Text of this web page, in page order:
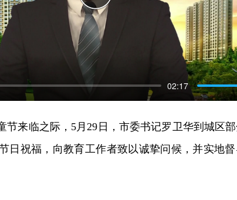
02:17
Play
节来临之际，5月29日，市委书记罗卫华到城区
日祝福，向教育工作者致以诚挚问候，并实地